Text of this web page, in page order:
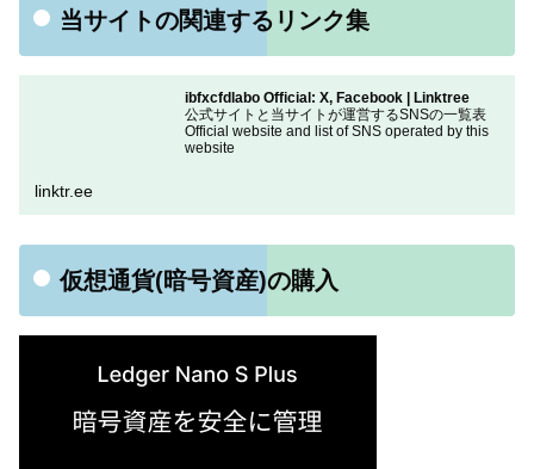
当サイトの関連するリンク集
ibfxcfdlabo Official: X, Facebook | Linktree
公式サイトと当サイトが運営するSNSの一覧表
Official website and list of SNS operated by this
website
linktr.ee
仮想通貨(暗号資産)の購入